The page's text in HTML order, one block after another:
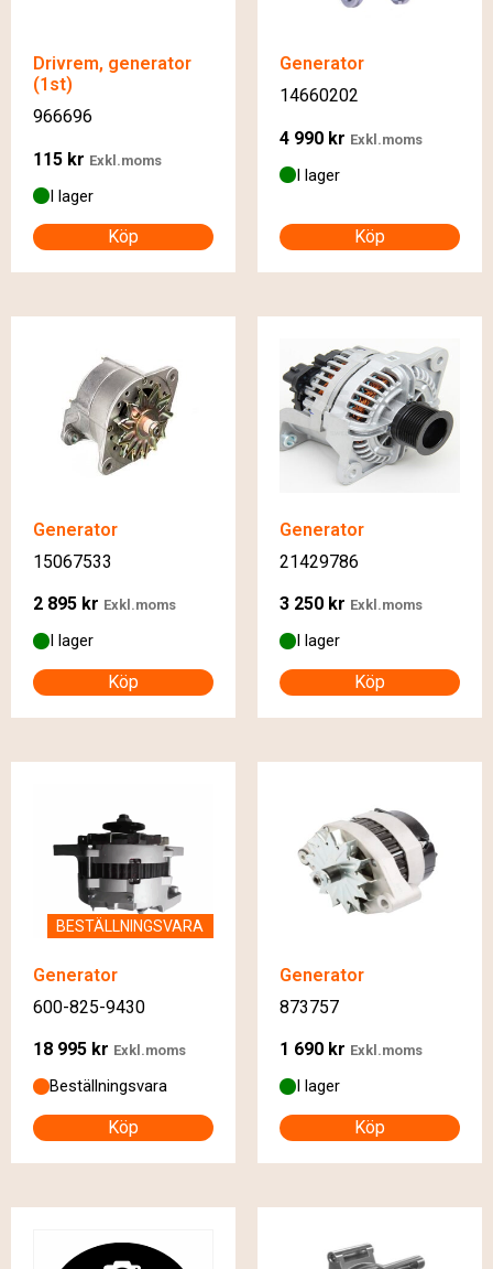
Drivrem, generator
(1st)
966696
115 kr Exkl.moms
I lager
Köp
Generator
14660202
4 990 kr Exkl.moms
I lager
Köp
Generator
15067533
2 895 kr Exkl.moms
I lager
Köp
Generator
21429786
3 250 kr Exkl.moms
I lager
Köp
BESTÄLLNINGSVARA
Generator
600-825-9430
18 995 kr Exkl.moms
Beställningsvara
Köp
Generator
873757
1 690 kr Exkl.moms
I lager
Köp